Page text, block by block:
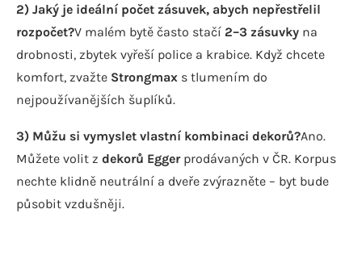
2) Jaký je ideální počet zásuvek, abych nepřestřelil
rozpočet?V malém bytě často stačí 2–3 zásuvky na
drobnosti, zbytek vyřeší police a krabice. Když chcete
komfort, zvažte Strongmax s tlumením do
nejpoužívanějších šuplíků.
3) Můžu si vymyslet vlastní kombinaci dekorů?Ano.
Můžete volit z dekorů Eggerprodávaných v ČR. Korpus
nechte klidně neutrální a dveře zvýrazněte – byt bude
působit vzdušněji.